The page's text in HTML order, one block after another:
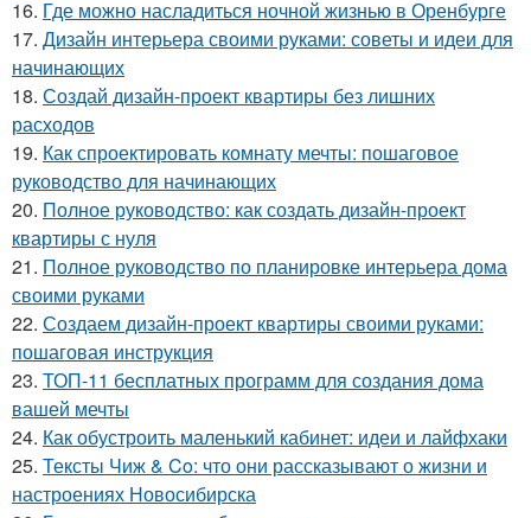
16. Где можно насладиться ночной жизнью в Оренбурге
17. Дизайн интерьера своими руками: советы и идеи для
начинающих
18. Создай дизайн-проект квартиры без лишних
расходов
19. Как спроектировать комнату мечты: пошаговое
руководство для начинающих
20. Полное руководство: как создать дизайн-проект
квартиры с нуля
21. Полное руководство по планировке интерьера дома
своими руками
22. Создаем дизайн-проект квартиры своими руками:
пошаговая инструкция
23. ТОП-11 бесплатных программ для создания дома
вашей мечты
24. Как обустроить маленький кабинет: идеи и лайфхаки
25. Тексты Чиж & Co: что они рассказывают о жизни и
настроениях Новосибирска